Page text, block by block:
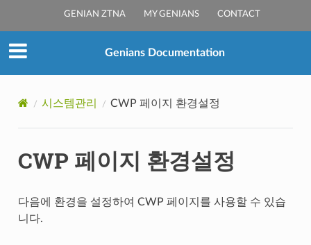
GENIAN ZTNA MY GENIANS CONTACT
Genians Documentation
시스템관리 CWP 페이지 환경설정
CWP 페이지 환경설정
다음에 환경을 설정하여 CWP 페이지를 사용할 수 있습
니다.